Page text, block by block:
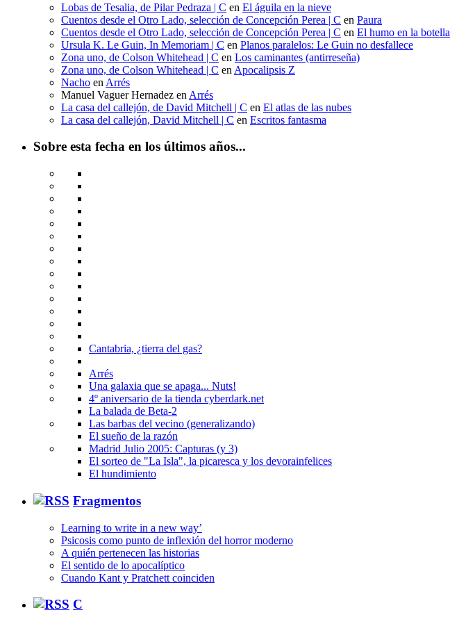
Lobas de Tesalia, de Pilar Pedraza | C en El águila en la nieve
Cuentos desde el Otro Lado, selección de Concepción Perea | C en Paura
Cuentos desde el Otro Lado, selección de Concepción Perea | C en El humo en la botella
Ursula K. Le Guin, In Memoriam | C en Planos paralelos: Le Guin no desfallece
Zona uno, de Colson Whitehead | C en Los caminantes (antirreseña)
Zona uno, de Colson Whitehead | C en Apocalipsis Z
Nacho en Arrés
Manuel Vaguer Hernadez en Arrés
La casa del callejón, de David Mitchell | C en El atlas de las nubes
La casa del callejón, David Mitchell | C en Escritos fantasma
Sobre esta fecha en los últimos años...
Cantabria, ¿tierra del gas?
Arrés
Una galaxia que se apaga... Nuts!
4º aniversario de la tienda cyberdark.net
La balada de Beta-2
Las barbas del vecino (generalizando)
El sueño de la razón
Madrid Julio 2005: Capturas (y 3)
El sorteo de "La Isla", la picaresca y los devorainfelices
El hundimiento
Fragmentos
Learning to write in a new way’
Psicosis como punto de inflexión del horror moderno
A quién pertenecen las historias
El sentido de lo apocalíptico
Cuando Kant y Pratchett coinciden
C